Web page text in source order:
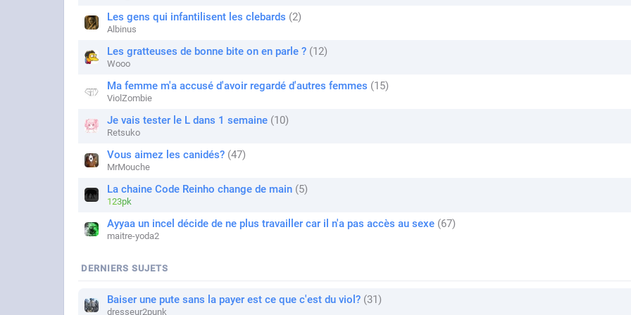
Les gens qui infantilisent les clebards 2
Albinus
Les gratteuses de bonne bite on en parle ? 12
Wooo
Ma femme m'a accusé d'avoir regardé d'autres femmes 15
ViolZombie
Je vais tester le L dans 1 semaine 10
Retsuko
Vous aimez les canidés? 47
MrMouche
La chaine Code Reinho change de main 5
123pk
Ayyaa un incel décide de ne plus travailler car il n'a pas accès au sexe 67
maitre-yoda2
DERNIERS SUJETS
Baiser une pute sans la payer est ce que c'est du viol? 31
dresseur2punk